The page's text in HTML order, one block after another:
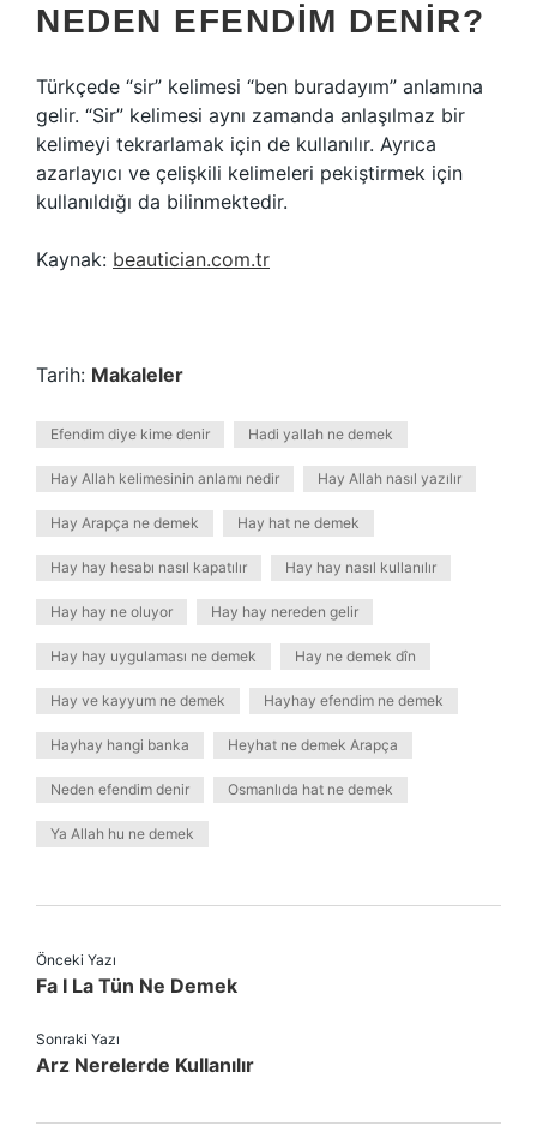
NEDEN EFENDIM DENIR?
Türkçede “sir” kelimesi “ben buradayım” anlamına
gelir. “Sir” kelimesi aynı zamanda anlaşılmaz bir
kelimeyi tekrarlamak için de kullanılır. Ayrıca
azarlayıcı ve çelişkili kelimeleri pekiştirmek için
kullanıldığı da bilinmektedir.
Kaynak: beautician.com.tr
Tarih: Makaleler
Efendim diye kime denir Hadi yallah ne demek
Hay Allah kelimesinin anlamı nedir Hay Allah nasıl yazılır
Hay Arapça ne demek Hay hat ne demek
Hay hay hesabı nasıl kapatılır Hay hay nasıl kullanılır
Hay hay ne oluyor Hay hay nereden gelir
Hay hay uygulaması ne demek Hay ne demek dîn
Hay ve kayyum ne demek Hayhay efendim ne demek
Hayhay hangi banka Heyhat ne demek Arapça
Neden efendim denir Osmanlıda hat ne demek
Ya Allah hu ne demek
Önceki Yazı
Fa I La Tün Ne Demek
Sonraki Yazı
Arz Nerelerde Kullanılır